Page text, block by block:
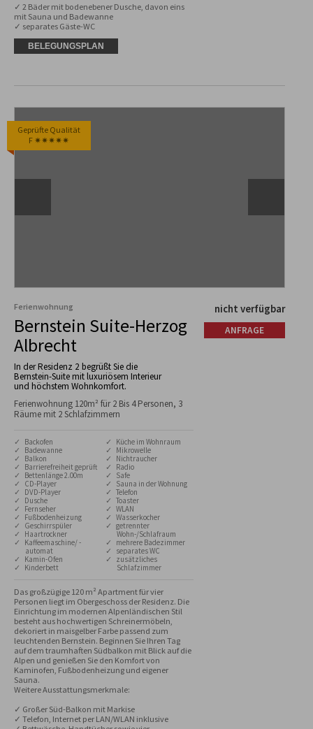
✓ 2 Bäder mit bodenebener Dusche, davon eins
mit Sauna und Badewanne
✓ separates Gäste-WC
BELEGUNGSPLAN
Geprüfte Qualität
F ✷✷✷✷✷
Ferienwohnung
Bernstein Suite-Herzog
Albrecht
In der Residenz 2 begrüßt Sie die
Bernstein-Suite mit luxuriösem Interieur
und höchstem Wohnkomfort.
Ferienwohnung 120m² für 2 Bis 4 Personen, 3
Räume mit 2 Schlafzimmern
✓ Backofen
✓ Badewanne
✓ Balkon
✓ Barrierefreiheit geprüft
✓ Bettenlänge 2.00m
✓ CD-Player
✓ DVD-Player
✓ Dusche
✓ Fernseher
✓ Fußbodenheizung
✓ Geschirrspüler
✓ Haartrockner
✓ Kaffeemaschine/ -
automat
✓ Kamin-Ofen
✓ Kinderbett
✓ Küche im Wohnraum
✓ Mikrowelle
✓ Nichtraucher
✓ Radio
✓ Safe
✓ Sauna in der Wohnung
✓ Telefon
✓ Toaster
✓ WLAN
✓ Wasserkocher
✓ getrennter
Wohn-/Schlafraum
✓ mehrere Badezimmer
✓ separates WC
✓ zusätzliches
Schlafzimmer
Das großzügige 120 m² Apartment für vier
Personen liegt im Obergeschoss der Residenz. Die
Einrichtung im modernen Alpenländischen Stil
besteht aus hochwertigen Schreinermöbeln,
dekoriert in maisgelber Farbe passend zum
leuchtenden Bernstein. Beginnen Sie Ihren Tag
auf dem traumhaften Südbalkon mit Blick auf die
Alpen und genießen Sie den Komfort von
Kaminofen, Fußbodenheizung und eigener
Sauna.
Weitere Ausstattungsmerkmale:
✓ Großer Süd-Balkon mit Markise
✓ Telefon, Internet per LAN/WLAN inklusive
nicht verfügbar
ANFRAGE